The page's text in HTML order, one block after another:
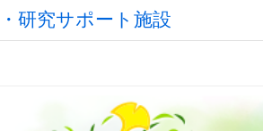
研究サポート施設